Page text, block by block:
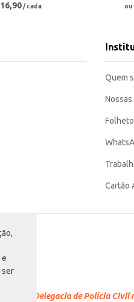
ser
/ cada ou
Quem
Nossas
Cartão
a Delegacia de Polícia